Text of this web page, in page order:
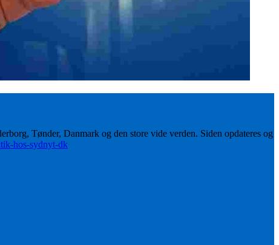
Tønder, Danmark og den store vide verden. Siden opdateres og
hos-sydnyt-dk